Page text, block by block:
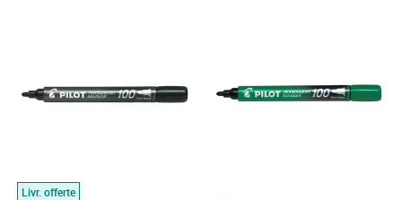
Livr. offerte